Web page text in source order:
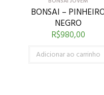
BONSAI –
NEGRO
R$980,00
Adicionar ao carrinho